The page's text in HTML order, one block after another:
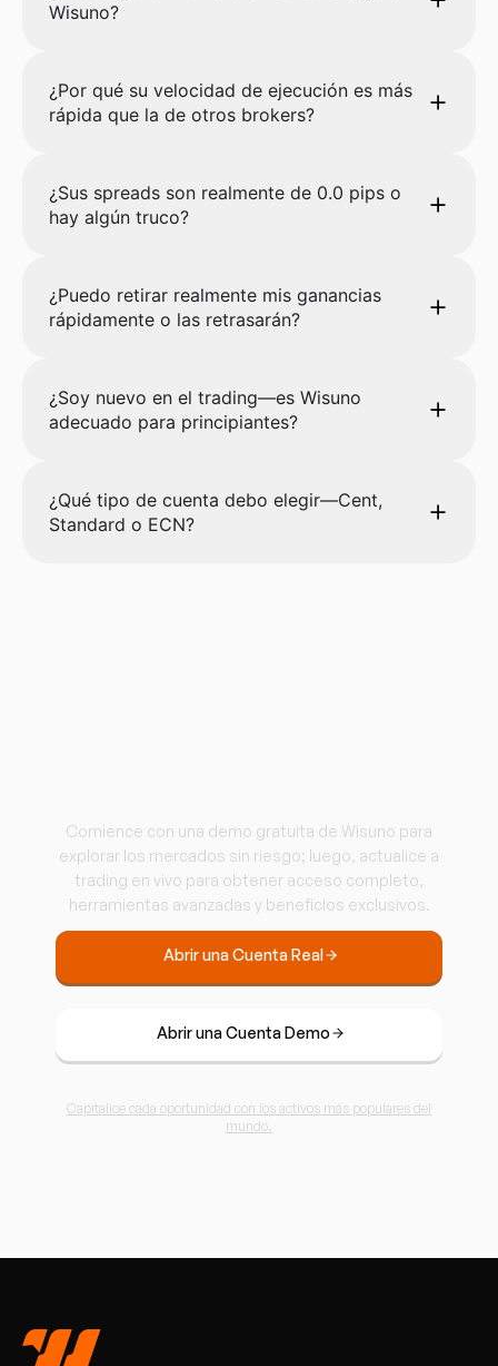
Wisuno?
¿Por qué su velocidad de ejecución es más
rápida que la de otros brokers?
¿Sus spreads son realmente de 0.0 pips o
hay algún truco?
¿Puedo retirar realmente mis ganancias
rápidamente o las retrasarán?
¿Soy nuevo en el trading—es Wisuno
adecuado para principiantes?
¿Qué tipo de cuenta debo elegir—Cent,
Standard o ECN?
Comience con una demo gratuita de Wisuno para
explorar los mercados sin riesgo; luego, actualice a
trading en vivo para obtener acceso completo,
herramientas avanzadas y beneficios exclusivos.
Abrir una Cuenta Real
Abrir una Cuenta Demo
Capitalice cada oportunidad con los activos más populares del
mundo.